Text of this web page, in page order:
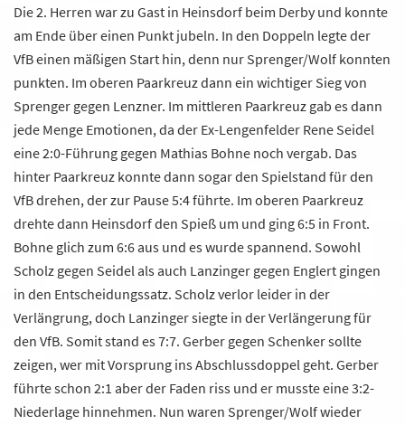
Die 2. Herren war zu Gast in Heinsdorf beim Derby und konnte
am Ende über einen Punkt jubeln. In den Doppeln legte der
VfB einen mäßigen Start hin, denn nur Sprenger/Wolf konnten
punkten. Im oberen Paarkreuz dann ein wichtiger Sieg von
Sprenger gegen Lenzner. Im mittleren Paarkreuz gab es dann
jede Menge Emotionen, da der Ex-Lengenfelder Rene Seidel
eine 2:0-Führung gegen Mathias Bohne noch vergab. Das
hinter Paarkreuz konnte dann sogar den Spielstand für den
VfB drehen, der zur Pause 5:4 führte. Im oberen Paarkreuz
drehte dann Heinsdorf den Spieß um und ging 6:5 in Front.
Bohne glich zum 6:6 aus und es wurde spannend. Sowohl
Scholz gegen Seidel als auch Lanzinger gegen Englert gingen
in den Entscheidungssatz. Scholz verlor leider in der
Verlängrung, doch Lanzinger siegte in der Verlängerung für
den VfB. Somit stand es 7:7. Gerber gegen Schenker sollte
zeigen, wer mit Vorsprung ins Abschlussdoppel geht. Gerber
führte schon 2:1 aber der Faden riss und er musste eine 3:2-
Niederlage hinnehmen. Nun waren Sprenger/Wolf wieder